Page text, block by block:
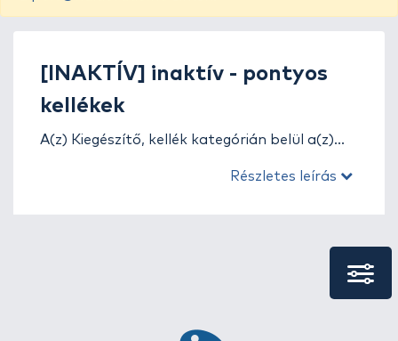
[INAKTÍV] inaktív - pontyos
kellékek
A(z) Kiegészítő, kellék kategórián belül a(z)
termékek között számos kiváló minőségű
* A rendelésedet megveheted akár
Részletes leírás